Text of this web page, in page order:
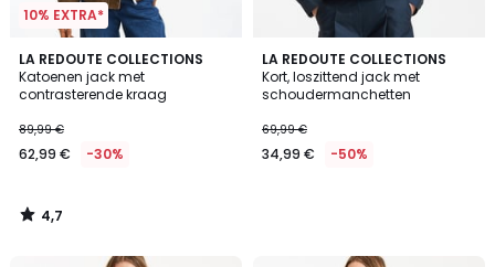
10% EXTRA*
LA REDOUTE COLLECTIONS
Katoenen jack met
contrasterende kraag
89,99 €
62,99 € -30%
4,7
/ 5
4,7
/
LA REDOUTE COLLECTIONS
Kort, loszittend jack met
schoudermanchetten
69,99 €
34,99 € -50%